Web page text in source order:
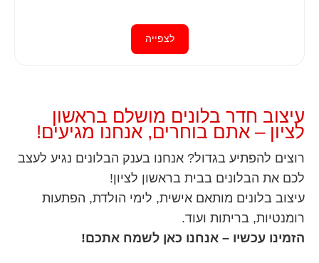
לצפייה
עיצוב חדר בלונים מושלם בראשון
לציון – אתם בוחרים, אנחנו מגיעים!
רוצים להפתיע בגדול? אנחנו בענק הבלונים נגיע לעצב
לכם את הבלונים בבית בראשון לציון!
עיצוב בלונים מותאם אישית, לימי הולדת, הפתעות
רומנטיות, בריתות ועוד.
הזמינו עכשיו – אנחנו כאן לשמח אתכם!